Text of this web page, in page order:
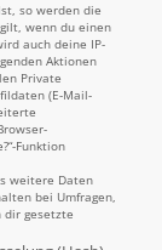
so werden die
wenn du einen
auch deine IP-
Aktionen
Private
(E-Mail-
Funktion
weitere Daten
bei Umfragen,
dir gesetzte